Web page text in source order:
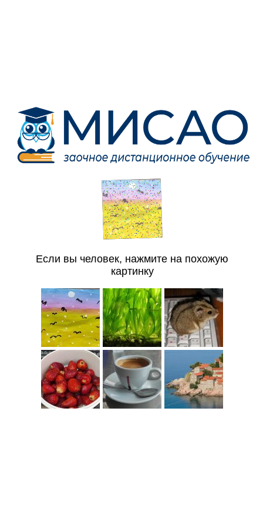
Если вы человек, нажмите на похожую
картинку